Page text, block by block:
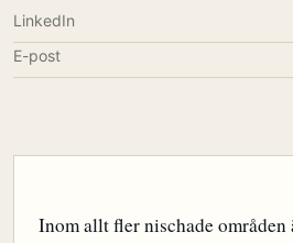
Inom allt fler nischade områden
LinkedIn
E-post